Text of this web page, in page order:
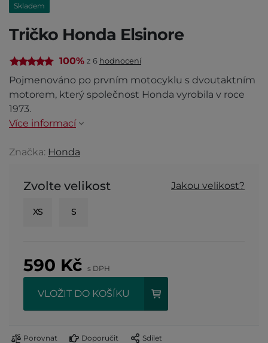
Skladem
Tričko Honda Elsinore
100% z 6 hodnocení
Pojmenováno po prvním motocyklu s dvoutaktním
motorem, který společnost Honda vyrobila v roce
1973.
Více informací
Značka: Honda
Zvolte velikost Jakou velikost?
XS S
590 Kč s DPH
VLOŽIT DO KOŠÍKU
Porovnat Doporučit Sdílet